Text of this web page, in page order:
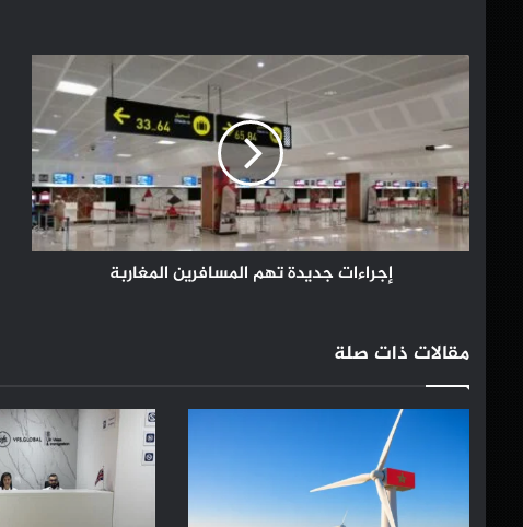
إجراءات
جديدة
المسافرين
المغاربة
إجراءات جديدة تهم المسافرين المغاربة
مقالات ذات صلة